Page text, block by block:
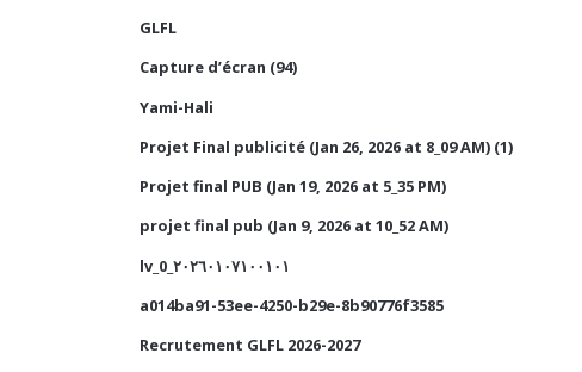
GLFL
Capture d’écran (94)
Yami-Hali
Projet Final publicité (Jan 26, 2026 at 8_09 AM) (1)
Projet final PUB (Jan 19, 2026 at 5_35 PM)
projet final pub (Jan 9, 2026 at 10_52 AM)
lv_0_٢٠٢٦٠١٠٧١٠٠١٠١
a014ba91-53ee-4250-b29e-8b90776f3585
Recrutement GLFL 2026-2027